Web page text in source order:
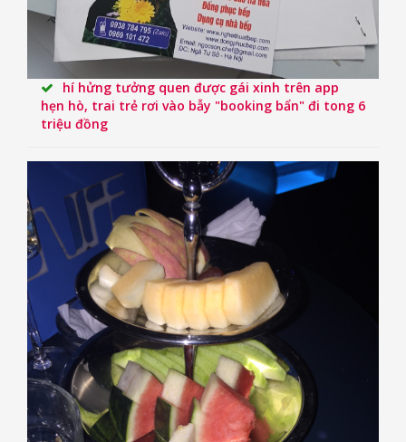
hí hửng tưởng quen được gái xinh trên app
hẹn hò, trai trẻ rơi vào bẫy "booking bẩn" đi tong 6
triệu đồng